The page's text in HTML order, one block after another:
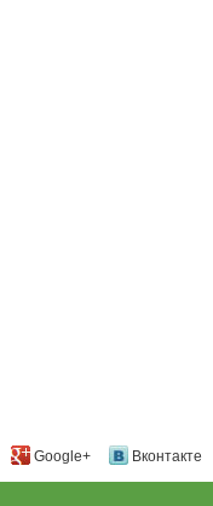
Google+ Вконтакте